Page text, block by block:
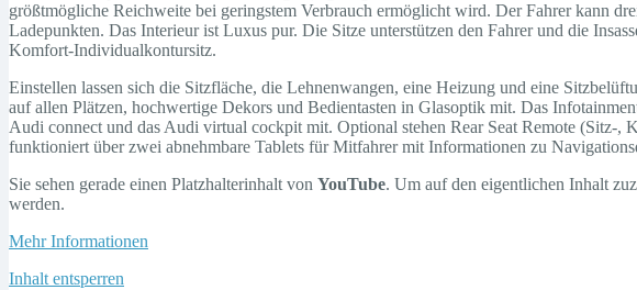
größtmögliche Reichweite bei geringstem Verbrauch ermöglicht wird. Der Fahrer kann
Ladepunkten. Das Interieur ist Luxus pur. Die Sitze unterstützen den Fahrer und die
Komfort-Individualkontursitz.
Einstellen lassen sich die Sitzfläche, die Lehnenwangen, eine Heizung und eine
auf allen Plätzen, hochwertige Dekors und Bedientasten in Glasoptik mit. Das
Audi connect und das Audi virtual cockpit mit. Optional stehen Rear Seat Remote (Sitz-
funktioniert über zwei abnehmbare Tablets für Mitfahrer mit Informationen zu
Sie sehen gerade einen Platzhalterinhalt von YouTube. Um auf den eigentlichen Inhalt
werden.
Mehr Informationen
Inhalt entsperren